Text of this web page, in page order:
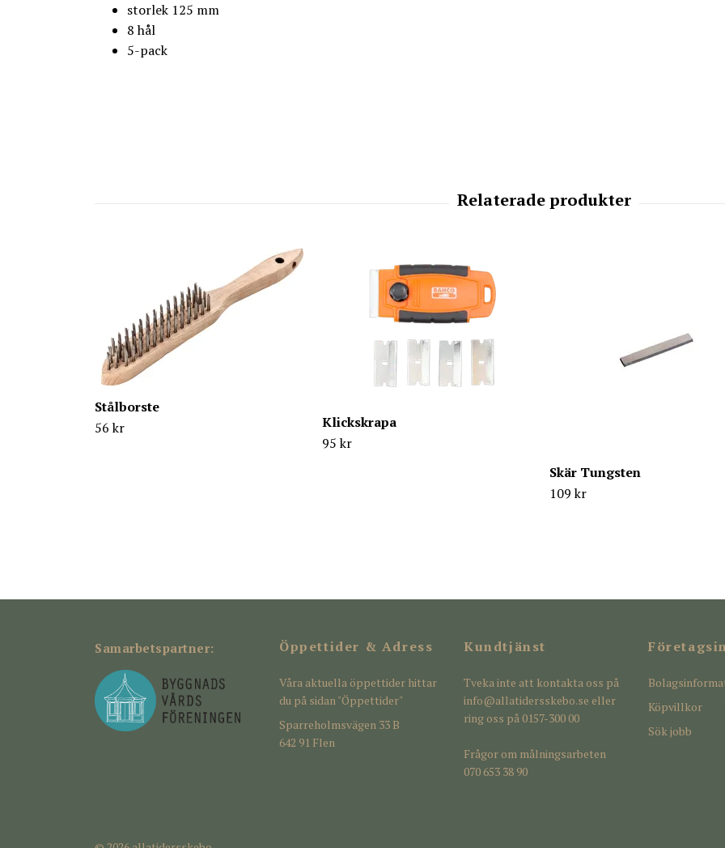
storlek 125 mm
8 hål
5-pack
Stålborste
56 kr
Klickskrapa
95 kr
Skär Tungsten
109 kr
Samarbetspartner: Öppettider & Adress
Våra aktuella öppettider hittar
du på sidan "Öppettider"
Sparreholmsvägen 33 B
642 91 Flen
Kundtjänst
Tveka inte att kontakta oss på
info@allatidersskebo.se eller
ring oss på 0157-300 00
Frågor om målningsarbeten
070 653 38 90
Köpvillkor
Sök jobb